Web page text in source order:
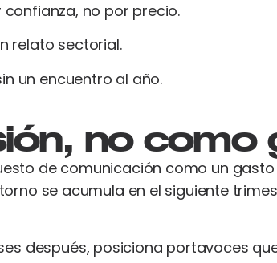
no por precio.
relato sectorial.
un encuentro al año.
no como
de comunicación como un
se acumula en el siguiente
después, posiciona portavoces